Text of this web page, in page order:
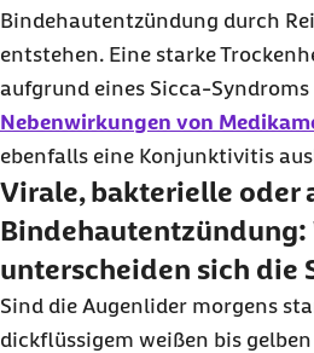
Bindehautentzündung durch
entstehen. Eine starke
aufgrund eines Sicca-Syndroms
Nebenwirkungen von
ebenfalls eine Konjunktivitis
Virale, bakterielle oder
Bindehautentzündung:
unterscheiden sich die
Sind die Augenlider morgens
dickflüssigem weißen bis